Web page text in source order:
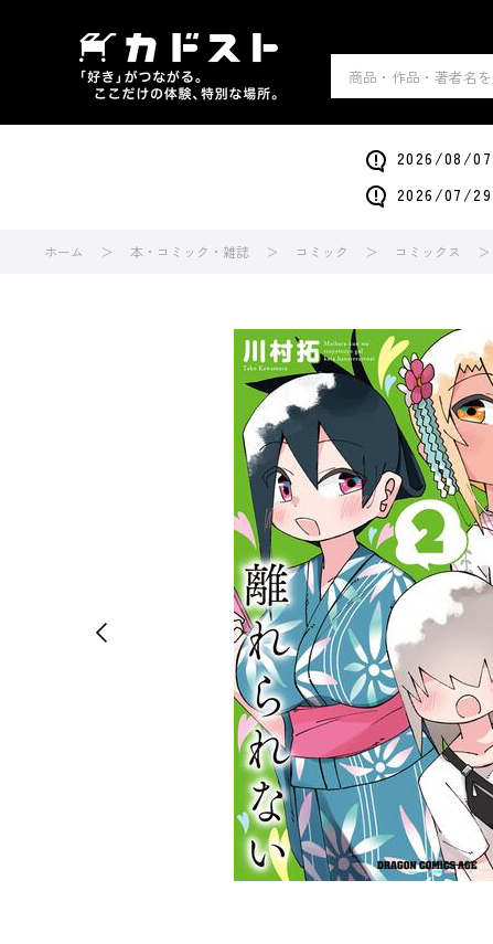
2026/08/07
2026/07/29
ホーム 本・コミック・雑誌 コミック コミックス